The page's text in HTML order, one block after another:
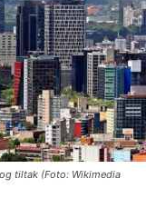
tiltak (Foto: Wikimedia